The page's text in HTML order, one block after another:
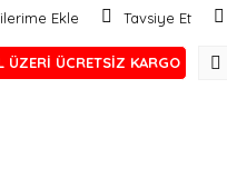
Tavsiye Et
ÜZERİ ÜCRETSİZ KARGO